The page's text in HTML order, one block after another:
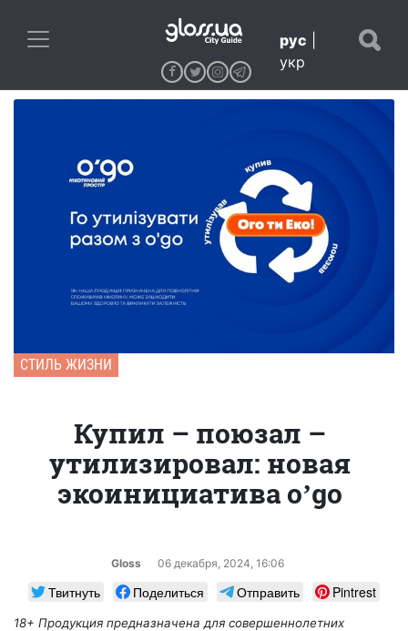
рус
укр
СТИЛЬ ЖИЗНИ
Купил – поюзал –
утилизировал: новая
экоинициатива оʼgо
Gloss 06 декабря, 2024, 16:06
Твитнуть Поделиться Отправить Pintrest
18+ Продукция предназначена для совершеннолетних